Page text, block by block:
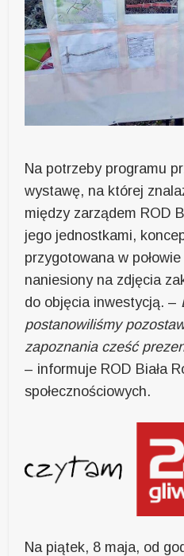
Na potrzeby programu
wystawę, na której
między zarządem ROD
jego jednostkami,
przygotowana w
naniesiony na zdjęcia
do objęcia inwestycją. –
postanowiliśmy
zapoznania cześć
– informuje ROD Biała
społecznościowych.
Na piątek, 8 maja, od